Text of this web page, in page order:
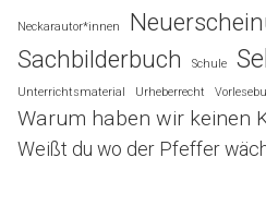
Neckarautor*innen
Sachbilderbuch Schule
Unterrichtsmaterial
Urheberrecht
Warum haben wir keinen
Weißt du wo der Pfeffer